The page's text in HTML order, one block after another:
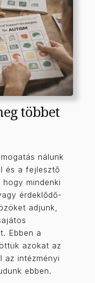
többet
nálunk
és a fejlesztő
mindenki
érdeklődő-
adjunk,
Ebben a
azokat az
az intézményi
ebben.